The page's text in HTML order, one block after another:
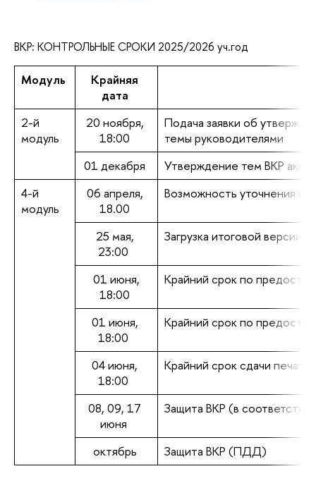
ВКР: КОНТРОЛЬНЫЕ СРОКИ 2025/2026 уч.год
Модуль
Крайняя
дата
2-й
модуль
20 ноября,
18:00
Подача заявки об
темы руководителями
01 декабря
Утверждение тем ВКР
4-й
модуль
06 апреля,
18.00
Возможность уточнения
25 мая,
23:00
Загрузка итоговой версии
01 июня,
18:00
Крайний срок по
01 июня,
18:00
Крайний срок по
04 июня,
18:00
Крайний срок сдачи
08, 09, 17
июня
Защита ВКР (в
октябрь Защита ВКР (ПДД)